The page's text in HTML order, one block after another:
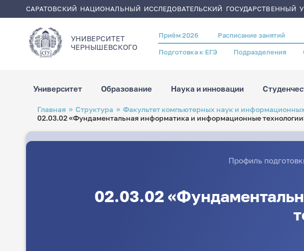
САРАТОВСКИЙ НАЦИОНАЛЬНЫЙ ИССЛЕДОВАТЕЛЬСКИЙ ГОСУДАРСТВЕННЫЙ
УНИВЕРСИТЕТ
ЧЕРНЫШЕВСКОГO
Header
menu
Приём 2026 Расписание занятий
Подготовка к ЕГЭ Подразделения
Университет Образование Наука и инновации
Строка
навигации
Главная Структура Факультет компьютерных наук и
02.03.02 «Фундаментальная информатика и информационные
Профиль
02.03.02